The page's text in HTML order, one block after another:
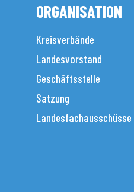
ORGANISATION
Kreisverbände
Landesvorstand
Geschäftsstelle
Satzung
Landesfachausschüsse